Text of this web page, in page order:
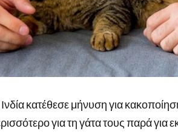
κατέθεσε μήνυση για
για τη γάτα τους παρά για